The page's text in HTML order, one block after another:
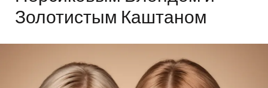
Золотистым Каштаном